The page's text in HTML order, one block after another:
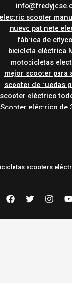
electric scooter
nuevo patinete
fábrica de
bicicleta eléctrica
motocicletas
mejor scooter para
scooter de ruedas
scooter eléctrico
Scooter eléctrico de
scooters